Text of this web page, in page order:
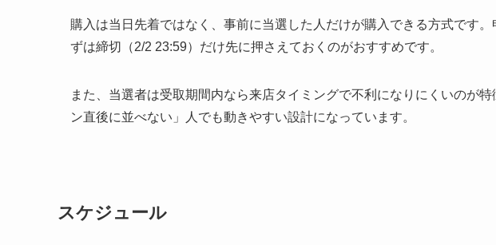
購入は当日先着ではなく、事前に当選した人だけが購入できる方式です
ずは締切（2/2 23:59）だけ先に押さえておくのがおすすめです。
また、当選者は受取期間内なら来店タイミングで不利になりにくいのが
ン直後に並べない」人でも動きやすい設計になっています。
スケジュール